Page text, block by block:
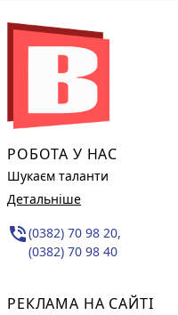
РОБОТА У НАС
Шукаєм таланти
Детальніше
phone_in_talk(0382) 70 98 20,
(0382) 70 98 40
РЕКЛАМА НА САЙТІ